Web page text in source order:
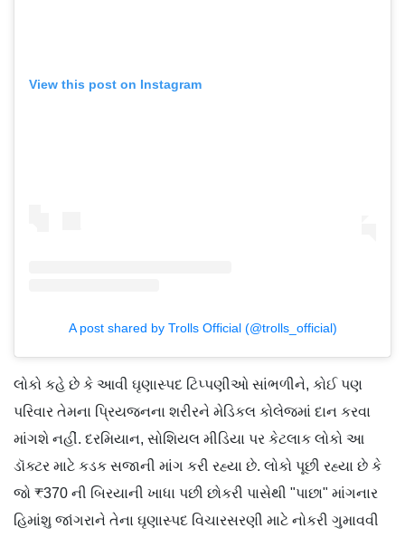
View this post on Instagram
A post shared by Trolls Official (@trolls_official)
લોકો કહે છે કે આવી ઘૃણાસ્પદ ટિપ્પણીઓ સાંભળીને, કોઈ પણ
પરિવાર તેમના પ્રિયજનના શરીરને મેડિકલ કોલેજમાં દાન કરવા
માંગશે નહીં. દરમિયાન, સોશિયલ મીડિયા પર કેટલાક લોકો આ
ડૉક્ટર માટે કડક સજાની માંગ કરી રહ્યા છે. લોકો પૂછી રહ્યા છે કે
જો ₹370 ની બિરયાની ખાધા પછી છોકરી પાસેથી "પાછા" માંગનાર
હિમાંશુ જાંગરાને તેના ઘૃણાસ્પદ વિચારસરણી માટે નોકરી ગુમાવવી